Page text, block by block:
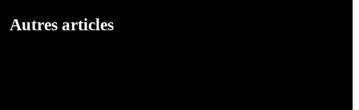
Autres articles